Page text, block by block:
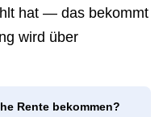
hat — das bekommt
wird über
Rente bekommen?